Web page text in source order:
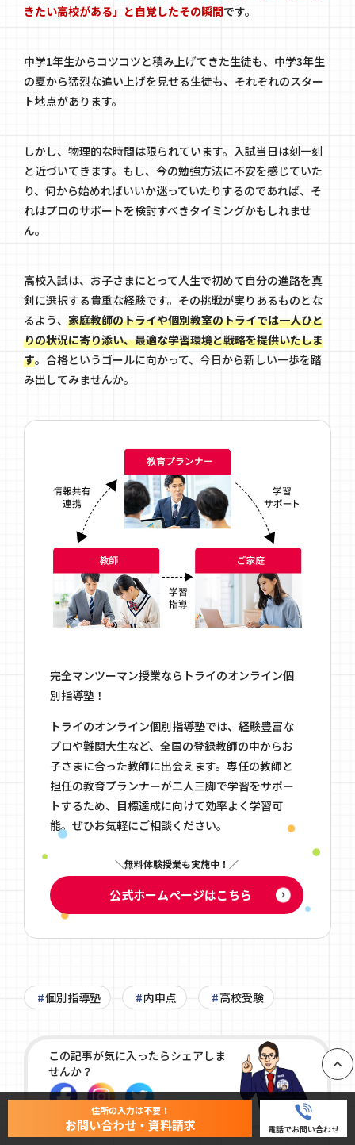
きたい高校がある」と自覚したその瞬間です。
中学1年生からコツコツと積み上げてきた生徒も、中学3年生
の夏から猛烈な追い上げを見せる生徒も、それぞれのスター
ト地点があります。
しかし、物理的な時間は限られています。入試当日は刻一刻
と近づいてきます。もし、今の勉強方法に不安を感じていた
り、何から始めればいいか迷っていたりするのであれば、そ
れはプロのサポートを検討すべきタイミングかもしれませ
ん。
高校入試は、お子さまにとって人生で初めて自分の進路を真
剣に選択する貴重な経験です。その挑戦が実りあるものとな
るよう、 家庭教師のトライや個別教室のトライでは一人ひと
りの状況に寄り添い、最適な学習環境と戦略を提供いたしま
す。合格というゴールに向かって、今日から新しい一歩を踏
み出してみませんか。
完全マンツーマン授業ならトライのオンライン個
別指導塾！
トライのオンライン個別指導塾では、経験豊富な
プロや難関大生など、全国の登録教師の中からお
子さまに合った教師に出会えます。専任の教師と
担任の教育プランナーが二人三脚で学習をサポー
トするため、目標達成に向けて効率よく学習可
能。ぜひお気軽にご相談ください。
無料体験授業も実施中！
公式ホームページはこちら
個別指導塾 内申点 高校受験
この記事が気に入ったらシェアしま
せんか？
住所の入力は不要！
お問い合わせ・資料請求 電話でお問い合わせ